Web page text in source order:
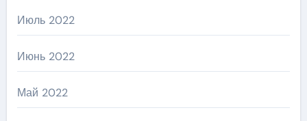
Июль 2022
Июнь 2022
Май 2022